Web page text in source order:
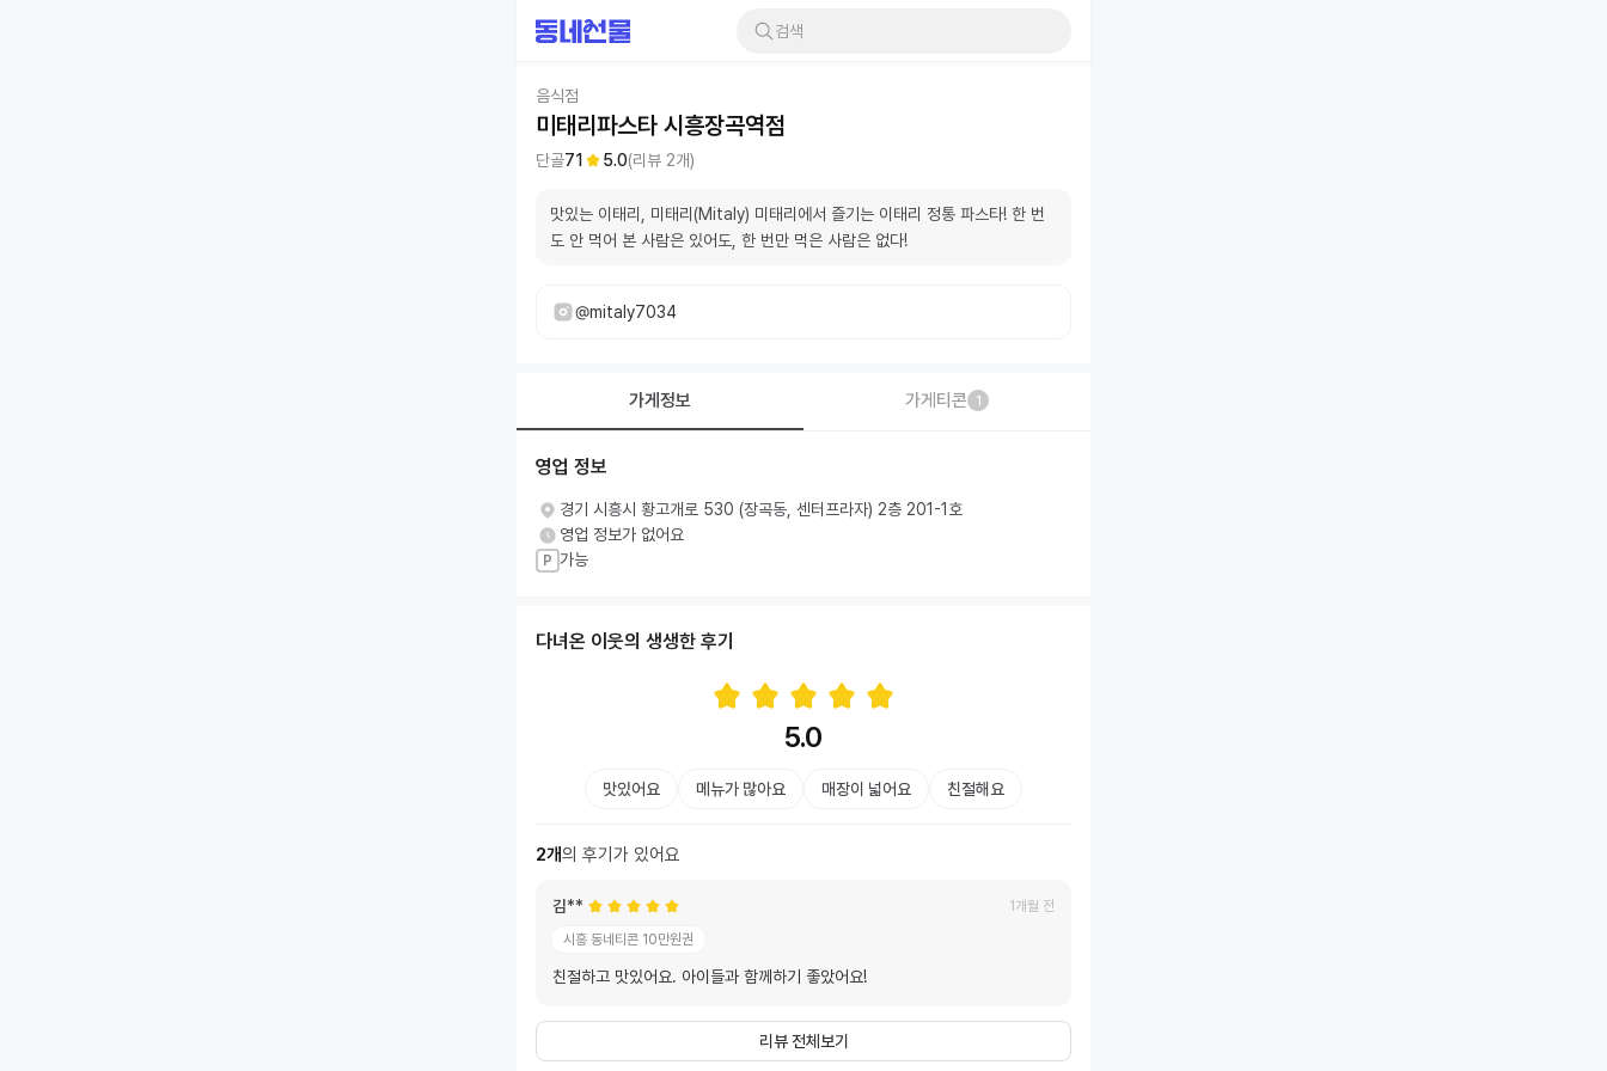
검색
음식점
미태리파스타 시흥장곡역점
단골71 5.0(리뷰 2개)
맛있는 이태리, 미태리(Mitaly) 미태리에서 즐기는 이태리 정통 파스타! 한 번
도 안 먹어 본 사람은 있어도, 한 번만 먹은 사람은 없다!
@mitaly7034
가게정보 가게티콘 1
영업 정보
경기 시흥시 황고개로 530 (장곡동, 센터프라자) 2층 201-1호
영업 정보가 없어요
P 가능
다녀온 이웃의 생생한 후기
5.0
맛있어요 메뉴가 많아요 매장이 넓어요 친절해요
2개의 후기가 있어요
김**
1개월 전
시흥 동네티콘 10만원권
친절하고 맛있어요. 아이들과 함께하기 좋았어요!
리뷰 전체보기